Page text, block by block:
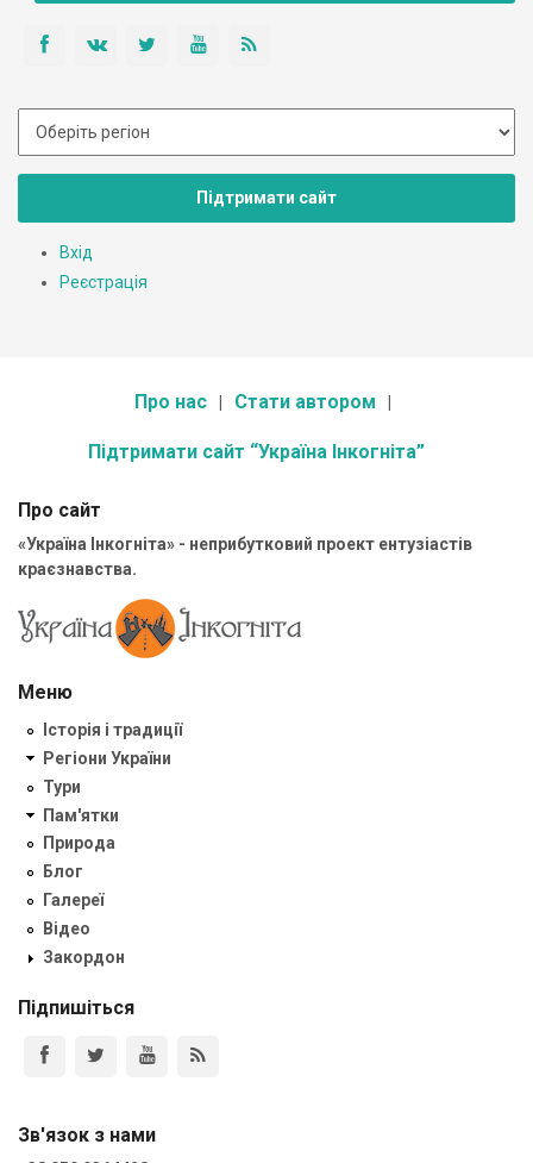
Підтримати сайт
Вхід
Реєстрація
Про нас Стати автором
Підтримати сайт “Україна Інкогніта”
Про сайт
«Україна Інкогніта» - неприбутковий проект ентузіастів
краєзнавства.
Меню
Історія і традиції
Регіони України
Тури
Пам'ятки
Природа
Блог
Галереї
Відео
Закордон
Підпишіться
Зв'язок з нами